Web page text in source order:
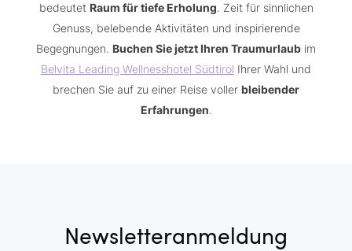
bedeutet Raum für tiefe Erholung. Zeit für sinnlichen
Genuss, belebende Aktivitäten und inspirierende
Begegnungen. Buchen Sie jetzt Ihren Traumurlaub im
Belvita Leading Wellnesshotel Südtirol Ihrer Wahl und
brechen Sie auf zu einer Reise voller bleibender
Erfahrungen.
Newsletteranmeldung